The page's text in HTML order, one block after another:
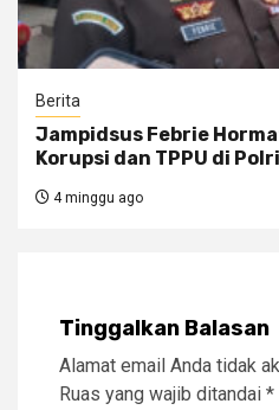
Berita
Jampidsus Febrie
Korupsi dan TPPU di Polri
4 minggu ago
Tinggalkan Balasan
Alamat email Anda tidak
Ruas yang wajib ditandai *